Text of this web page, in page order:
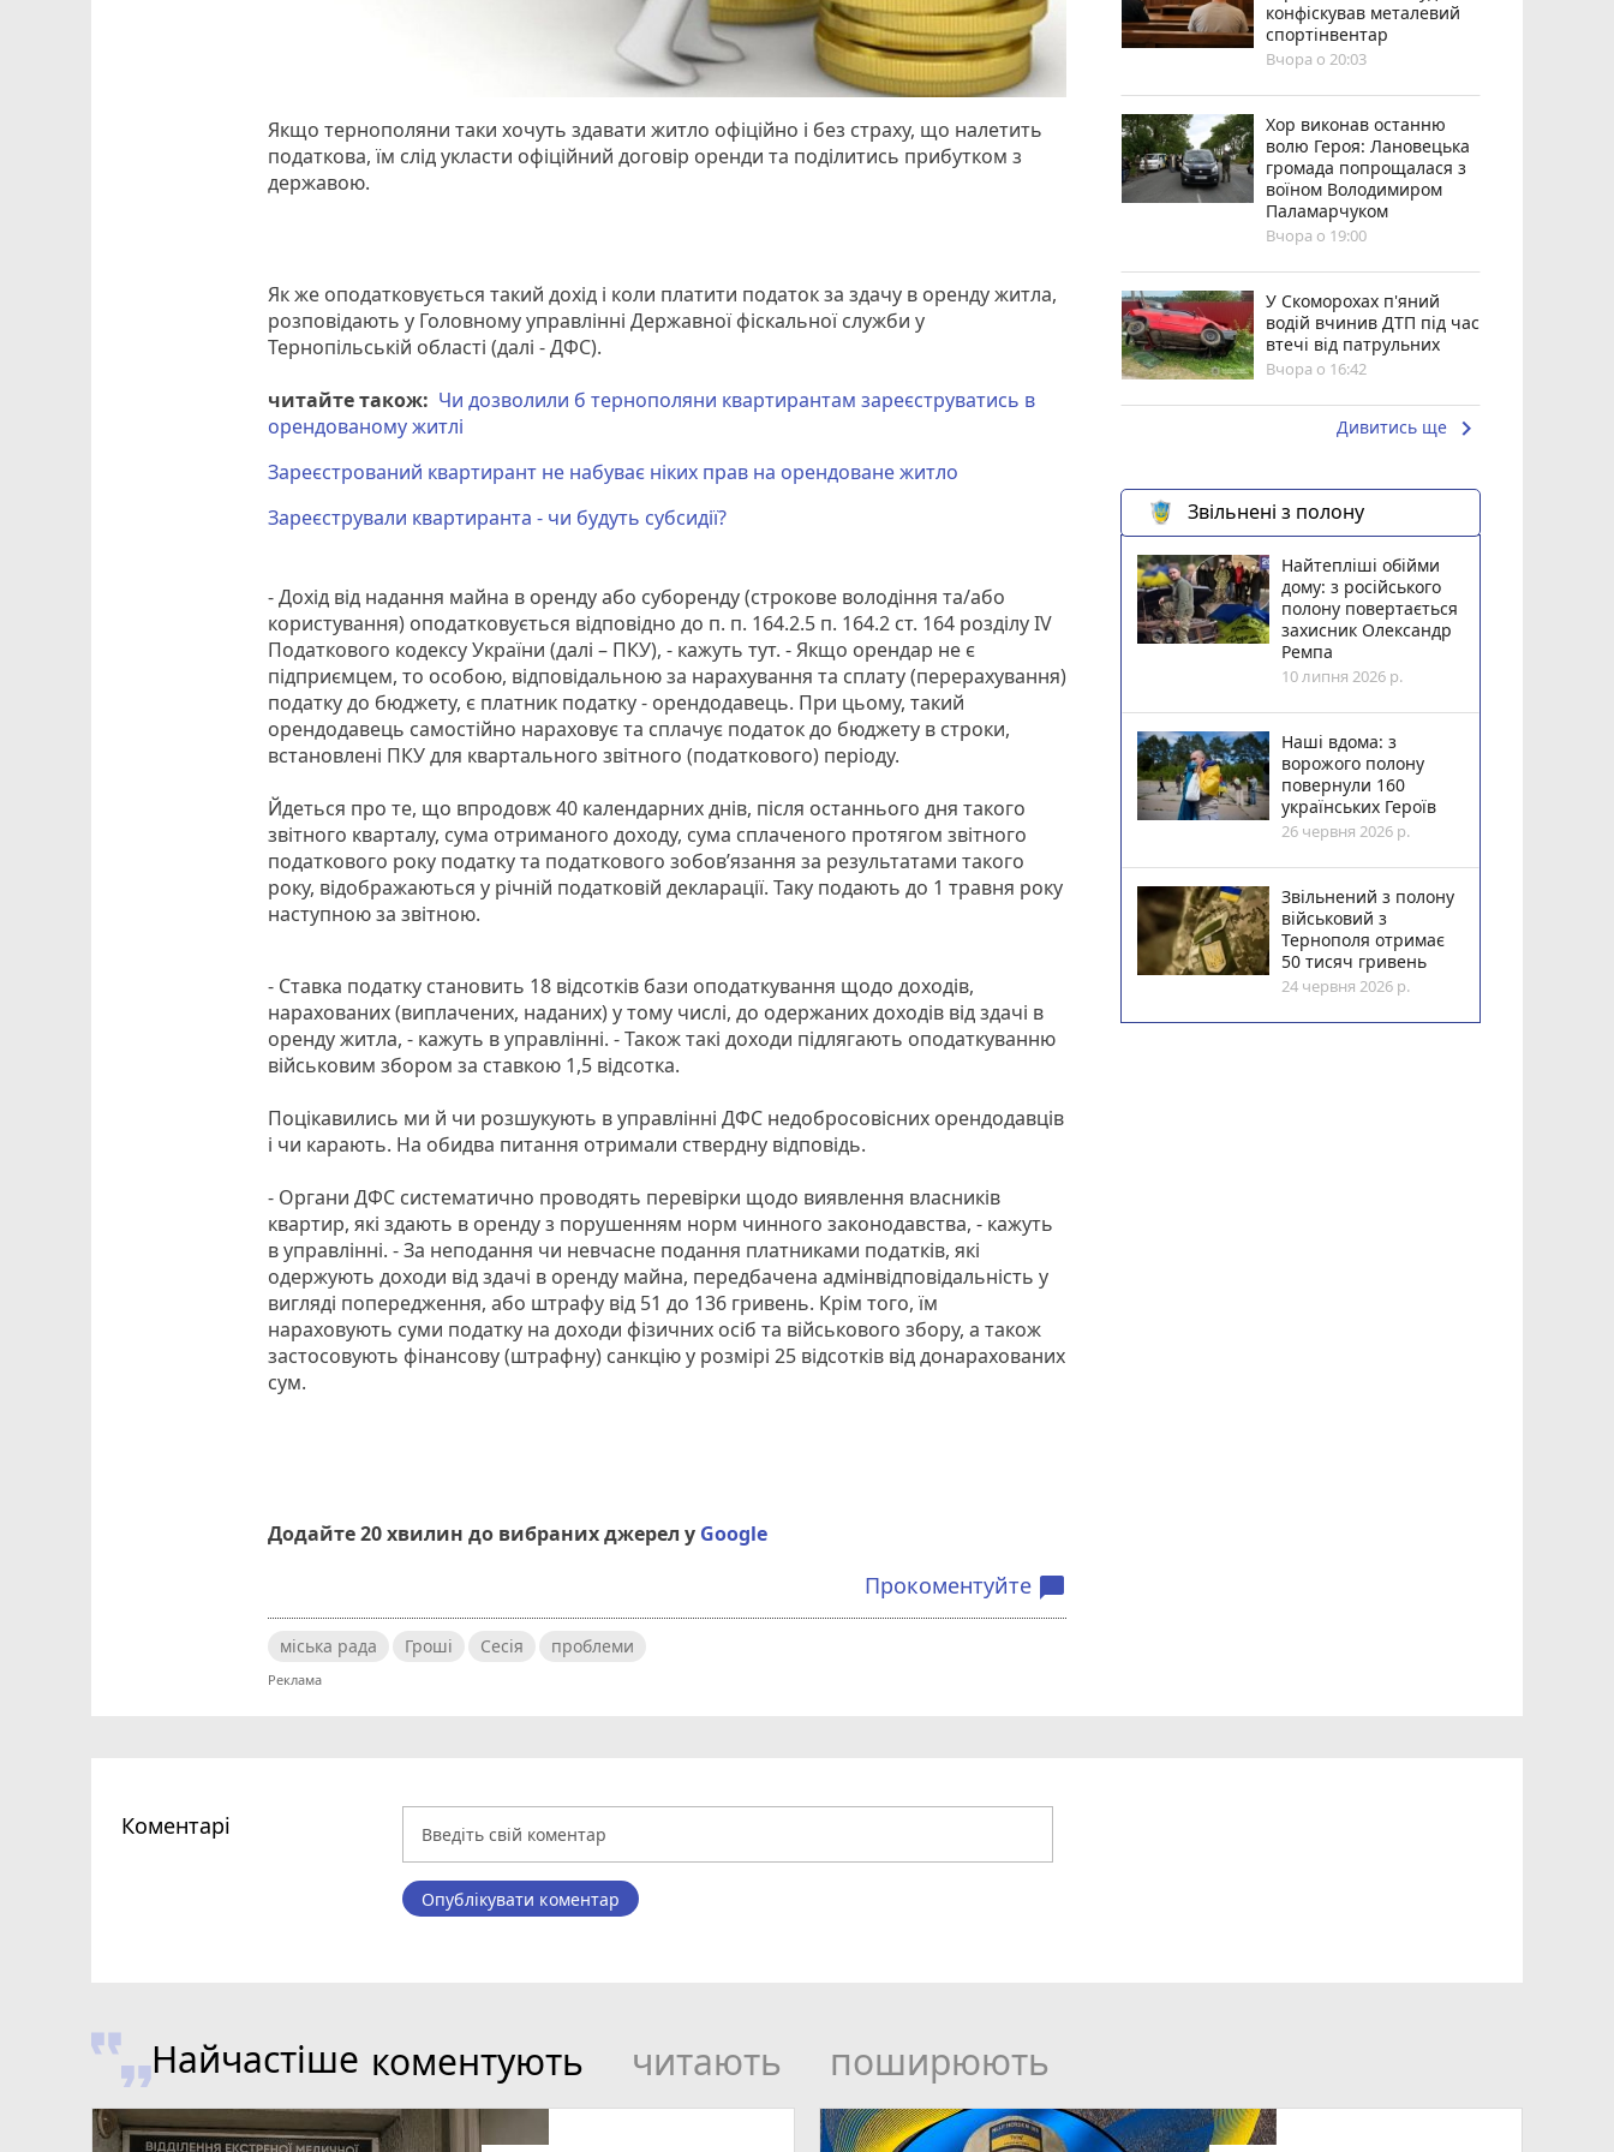
Якщо тернополяни таки хочуть здавати житло офіційно і без страху, що налетить
податкова, їм слід укласти офіційний договір оренди та поділитись прибутком з
державою.
Як же оподатковується такий дохід і коли платити податок за здачу в оренду житла,
розповідають у Головному управлінні Державної фіскальної служби у
Тернопільській області (далі - ДФС).
читайте також: Чи дозволили б тернополяни квартирантам зареєструватись в
орендованому житлі
Зареєстрований квартирант не набуває ніких прав на орендоване житло
Зареєстрували квартиранта - чи будуть субсидії?
- Дохід від надання майна в оренду або суборенду (строкове володіння та/або
користування) оподатковується відповідно до п. п. 164.2.5 п. 164.2 ст. 164 розділу ІV
Податкового кодексу України (далі – ПКУ), - кажуть тут. - Якщо орендар не є
підприємцем, то особою, відповідальною за нарахування та сплату (перерахування)
податку до бюджету, є платник податку - орендодавець. При цьому, такий
орендодавець самостійно нараховує та сплачує податок до бюджету в строки,
встановлені ПКУ для квартального звітного (податкового) періоду.
Йдеться про те, що впродовж 40 календарних днів, після останнього дня такого
звітного кварталу, сума отриманого доходу, сума сплаченого протягом звітного
податкового року податку та податкового зобов’язання за результатами такого
року, відображаються у річній податковій декларації. Таку подають до 1 травня року
наступною за звітною.
- Ставка податку становить 18 відсотків бази оподаткування щодо доходів,
нарахованих (виплачених, наданих) у тому числі, до одержаних доходів від здачі в
оренду житла, - кажуть в управлінні. - Також такі доходи підлягають оподаткуванню
військовим збором за ставкою 1,5 відсотка.
Поцікавились ми й чи розшукують в управлінні ДФС недобросовісних орендодавців
і чи карають. На обидва питання отримали ствердну відповідь.
- Органи ДФС систематично проводять перевірки щодо виявлення власників
квартир, які здають в оренду з порушенням норм чинного законодавства, - кажуть
в управлінні. - За неподання чи невчасне подання платниками податків, які
одержують доходи від здачі в оренду майна, передбачена адмінвідповідальність у
вигляді попередження, або штрафу від 51 до 136 гривень. Крім того, їм
нараховують суми податку на доходи фізичних осіб та військового збору, а також
застосовують фінансову (штрафну) санкцію у розмірі 25 відсотків від донарахованих
сум.
Додайте 20 хвилин до вибраних джерел у Google
Прокоментуйте chat_bubble
міська рада Гроші Сесія проблеми
конфіскував металевий
спортінвентар
Вчора о 20:03
Хор виконав останню
волю Героя: Лановецька
громада попрощалася з
воїном Володимиром
Паламарчуком
Вчора о 19:00
У Скоморохах п'яний
водій вчинив ДТП під час
втечі від патрульних
Вчора о 16:42
Дивитись ще keyboard_arrow_right
Звільнені з полону
Найтепліші обійми
дому: з російського
полону повертається
захисник Олександр
Ремпа
10 липня 2026 р.
Наші вдома: з
ворожого полону
повернули 160
українських Героїв
26 червня 2026 р.
Звільнений з полону
військовий з
Тернополя отримає
50 тисяч гривень
24 червня 2026 р.
Коментарі
Опублікувати коментар
Найчастіше коментують читають поширюють